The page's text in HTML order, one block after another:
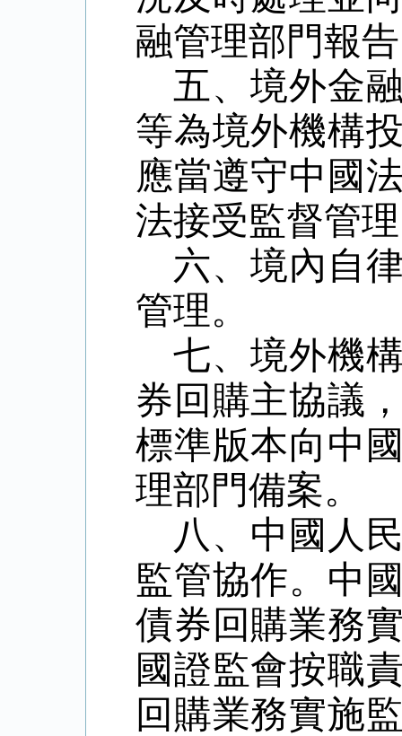
融管理部門報
五、境外金
等為境外機構
應當遵守中國
法接受監督管
六、境內自
管理。
七、境外機
券回購主協議
標準版本向中
理部門備案。
八、中國人
監管協作。中
債券回購業務
國證監會按職
回購業務實施